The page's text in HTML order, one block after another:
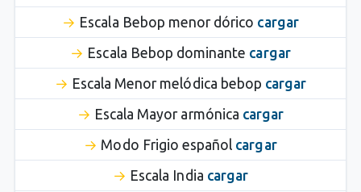
Escala Bebop menor dórico cargar
Escala Bebop dominante cargar
Escala Menor melódica bebop cargar
Escala Mayor armónica cargar
Modo Frigio español cargar
Escala India cargar